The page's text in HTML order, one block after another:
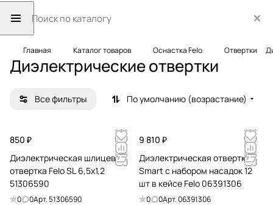
Главная Каталог товаров Оснастка Felo Отвертки
Диэлектрические отвертки
Все фильтры По умолчанию (возрастание)
850 ₽
Диэлектрическая шлицевая
отвертка Felo SL 6,5x1,2
51306590
0 0Арт.51306590
9 810 ₽
Диэлектрическая отвертка
Smart с набором насадок 12
шт в кейсе Felo 06391306
0 0Арт.06391306